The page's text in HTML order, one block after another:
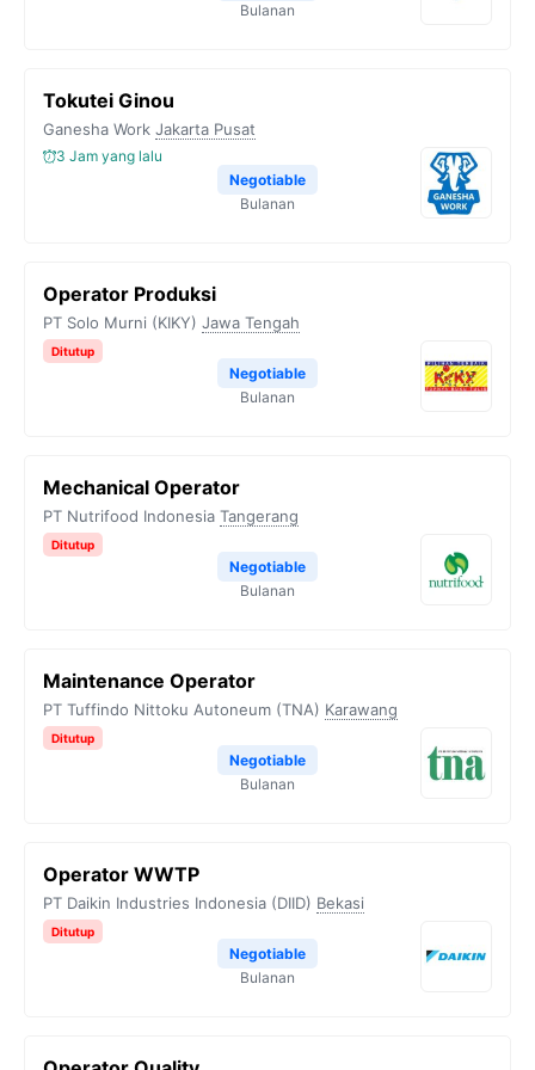
Bulanan
Tokutei Ginou
Ganesha Work Jakarta Pusat
3 Jam yang lalu
Negotiable
Bulanan
Operator Produksi
PT Solo Murni (KIKY) Jawa Tengah
Ditutup
Negotiable
Bulanan
Mechanical Operator
PT Nutrifood Indonesia Tangerang
Ditutup
Negotiable
Bulanan
Maintenance Operator
PT Tuffindo Nittoku Autoneum (TNA) Karawang
Ditutup
Negotiable
Bulanan
Operator WWTP
PT Daikin Industries Indonesia (DIID) Bekasi
Ditutup
Negotiable
Bulanan